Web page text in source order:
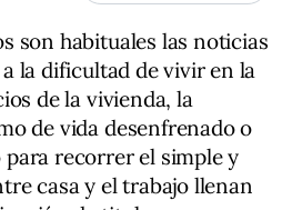
son habituales las noticias
la dificultad de vivir en la
de la vivienda, la
de vida desenfrenado o
recorrer el simple y
casa y el trabajo llenan